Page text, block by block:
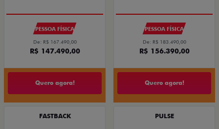
PESSOA FÍSICA
De: R$ 167.490,00
R$ 147.490,00
Quero agora!
PESSOA FÍSICA
De: R$ 183.490,00
R$ 156.390,00
Quero agora!
FASTBACK PULSE